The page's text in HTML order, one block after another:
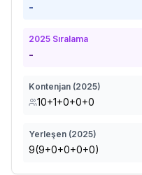
-
2025 Sıralama
-
Kontenjan (2025)
10+1+0+0+0
Yerleşen (2025)
9(9+0+0+0+0)